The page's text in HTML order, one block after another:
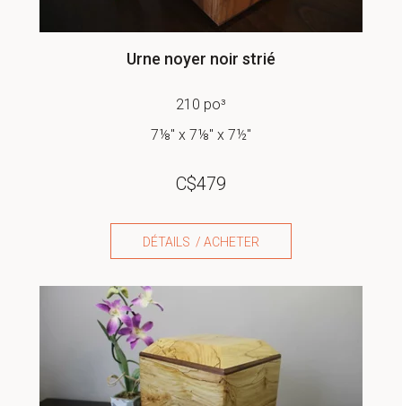
Urne noyer noir strié
210 po³
7⅛" x 7⅛" x 7½"
C$479
DÉTAILS / ACHETER